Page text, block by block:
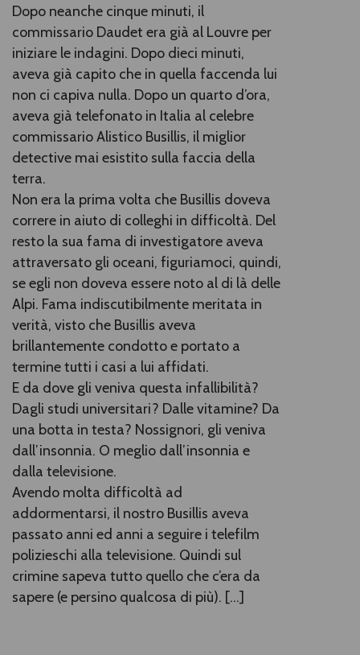
Dopo neanche cinque minuti, il
commissario Daudet era già al Louvre per
iniziare le indagini. Dopo dieci minuti,
aveva già capito che in quella faccenda lui
non ci capiva nulla. Dopo un quarto d’ora,
aveva già telefonato in Italia al celebre
commissario Alistico Busillis, il miglior
detective mai esistito sulla faccia della
terra.
Non era la prima volta che Busillis doveva
correre in aiuto di colleghi in difficoltà. Del
resto la sua fama di investigatore aveva
attraversato gli oceani, figuriamoci, quindi,
se egli non doveva essere noto al di là delle
Alpi. Fama indiscutibilmente meritata in
verità, visto che Busillis aveva
brillantemente condotto e portato a
termine tutti i casi a lui affidati.
E da dove gli veniva questa infallibilità?
Dagli studi universitari? Dalle vitamine? Da
una botta in testa? Nossignori, gli veniva
dall’insonnia. O meglio dall’insonnia e
dalla televisione.
Avendo molta difficoltà ad
addormentarsi, il nostro Busillis aveva
passato anni ed anni a seguire i telefilm
polizieschi alla televisione. Quindi sul
crimine sapeva tutto quello che c’era da
sapere (e persino qualcosa di più). [...]